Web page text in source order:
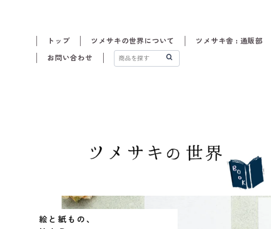
トップ ツメサキの世界について ツメサキ舎 : 通販部
お問い合わせ
絵と紙もの、